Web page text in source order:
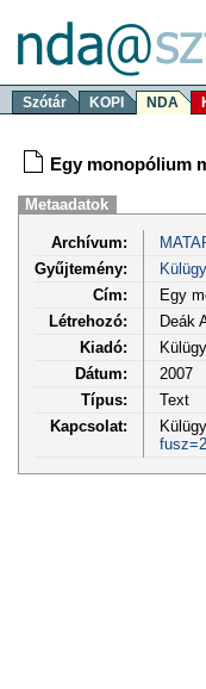
Szótár KOPI NDA
Egy monopólium
Metaadatok
Archívum:
Gyűjtemény:
Cím:
Egy
Létrehozó:
Deák
Kiadó:
Dátum:
2007
Típus:
Text
Kapcsolat: